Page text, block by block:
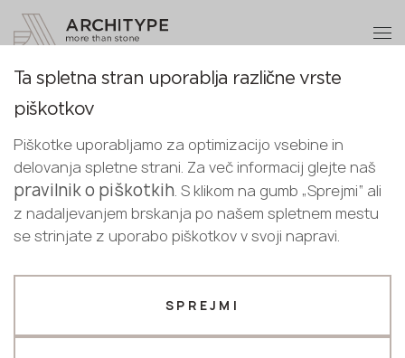
English
Slovenian
+48 22 602 20 22
Postanite partner
Glue
Adhesive masticStyrene-free adhesive mastic
Postanite
partner
Pošljite nam svoje podatke ali nas
pokličite
+48 22 602 20 22
Vaš poslovni profil
Hvala!
naši strokovnjaki vas bodo v kratkem
kontaktirali
Ta spletna stran uporablja različne vrste
piškotkov
Piškotke uporabljamo za optimizacijo vsebine in
delovanja spletne strani. Za več informacij glejte naš
pravilnik o piškotkih. S klikom na gumb „Sprejmi“ ali
z nadaljevanjem brskanja po našem spletnem mestu
se strinjate z uporabo piškotkov v svoji napravi.
SPREJMI